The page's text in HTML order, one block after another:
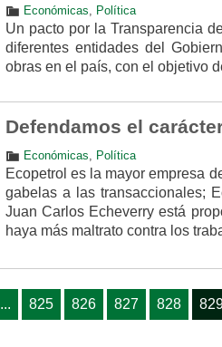
Económicas Política
Un pacto por la Transparencia
diferentes entidades del
obras en el país, con el objetivo
Defendamos el
Económicas Política
Ecopetrol es la mayor empresa
gabelas a las transaccionales;
Juan Carlos Echeverry está
haya más maltrato contra los
... 825 826 827 828